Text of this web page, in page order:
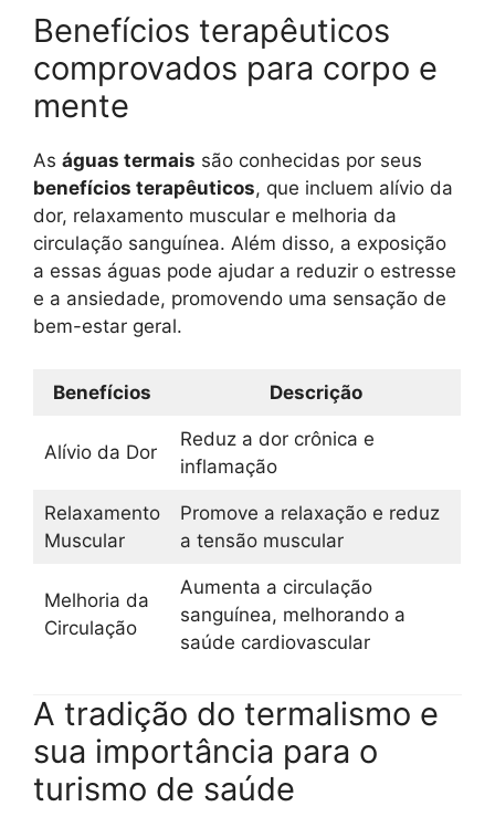
Benefícios terapêuticos
comprovados para corpo e
mente
As águas termais são conhecidas por seus
benefícios terapêuticos, que incluem alívio da
dor, relaxamento muscular e melhoria da
circulação sanguínea. Além disso, a exposição
a essas águas pode ajudar a reduzir o estresse
e a ansiedade, promovendo uma sensação de
bem-estar geral.
Benefícios Descrição
Alívio da Dor
Reduz a dor crônica e
inflamação
Relaxamento
Muscular
Promove a relaxação e reduz
a tensão muscular
Melhoria da
Circulação
Aumenta a circulação
sanguínea, melhorando a
saúde cardiovascular
A tradição do termalismo e
sua importância para o
turismo de saúde